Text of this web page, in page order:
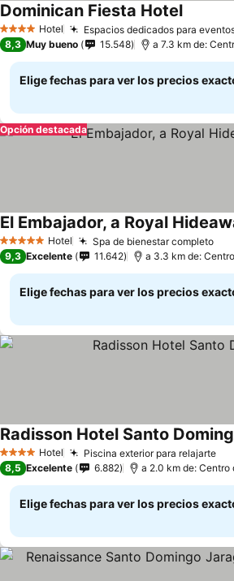
4 EstrellasHotel Espacios dedicados para
Dominican Fiesta Hotel
8,3 Muy bueno 15.548 a 7.3 km de:
Elige fechas para ver los precios
Opción destacada
5 Estrellas Hotel Spa de bienestar completo
El Embajador, a Royal
9,3 Excelente 11.642 a 3.3 km de:
Elige fechas para ver los precios
4 EstrellasHotel Piscina exterior para relajarte
Radisson Hotel Santo
8,5 Excelente 6.882 a 2.0 km de: Centro
Elige fechas para ver los precios